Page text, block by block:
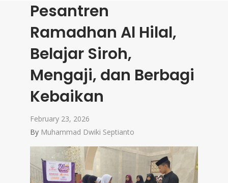
Pesantren
Ramadhan Al Hilal,
Belajar Siroh,
Mengaji, dan Berbagi
Kebaikan
February 23, 2026
By Muhammad Dwiki Septianto